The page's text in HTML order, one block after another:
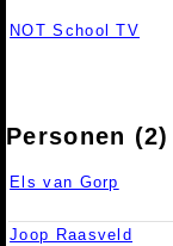
NOT School TV
Personen (2)
Els van Gorp
Joop Raasveld